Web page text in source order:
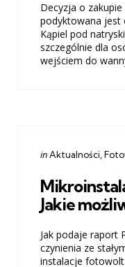
Decyzja o
podyktowana jest
Kąpiel pod
szczególnie dla
wejściem do
Categories
Posted
inAktualności
Jakie
Jak podaje raport
czynienia ze
instalacje